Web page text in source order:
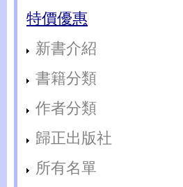
特價優惠
新書介紹
書籍分類
作者分類
歸正出版社
所有名單